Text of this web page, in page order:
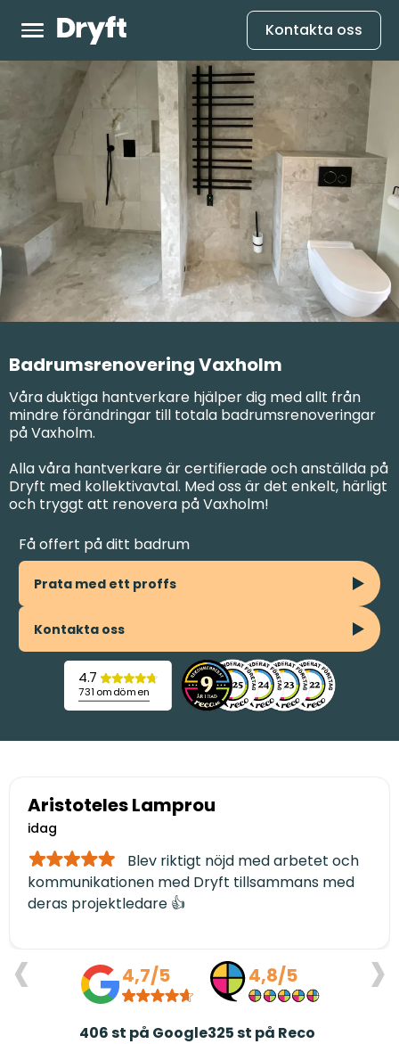
Kontakta oss
Badrumsrenovering Vaxholm
Våra duktiga hantverkare hjälper dig med allt från
mindre förändringar till totala badrumsrenoveringar
på Vaxholm.
Alla våra hantverkare är certifierade och anställda på
Dryft med kollektivavtal. Med oss är det enkelt, härligt
och tryggt att renovera på Vaxholm!
Få offert på ditt badrum
Prata med ett proffs
Kontakta oss
4.7
731 omdömen
Aristoteles Lamprou
idag
Blev riktigt nöjd med arbetet och
kommunikationen med Dryft tillsammans med
deras projektledare 👍
‹ ›
4,7/5
406st på Google
4,8/5
325st på Reco